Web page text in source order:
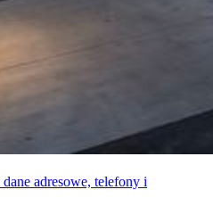
dane adresowe, telefony i